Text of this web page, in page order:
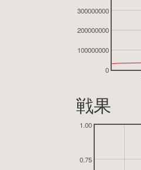
0
100000000
200000000
300000000
戦果
0.75
1.00